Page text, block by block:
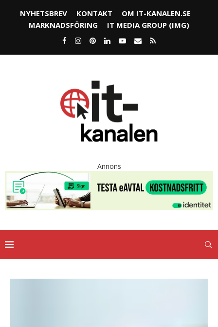
NYHETSBREV KONTAKT
OM IT-KANALEN.SE
MARKNADSFÖRING
IT MEDIA GROUP (IMG)
Annons